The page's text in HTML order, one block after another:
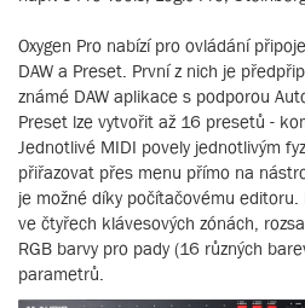
Oxygen Pro nabízí pro ovládání
DAW a Preset. První z nich je
známé DAW aplikace s podporou
Preset lze vytvořit až 16 presetů -
Jednotlivé MIDI povely jednotlivým
přiřazovat přes menu přímo na
je možné díky počítačovému
ve čtyřech klávesových zónách,
RGB barvy pro pady (16 různých
parametrů.